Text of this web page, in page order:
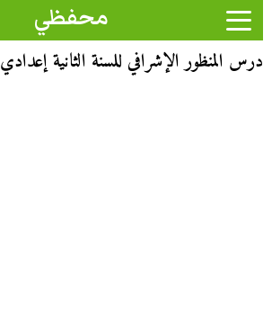
محفظي
درس المنظور الإشرافي للسنة الثانية إعدادي